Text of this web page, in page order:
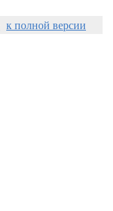
к полной версии